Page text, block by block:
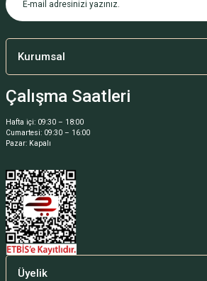
Kurumsal
Çalışma Saatleri
Hafta içi: 09:30 – 18:00
Cumartesi: 09:30 – 16:00
Pazar: Kapalı
Üyelik